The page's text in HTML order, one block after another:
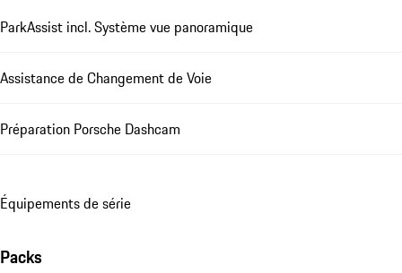
ParkAssist incl. Système vue panoramique
Assistance de Changement de Voie
Préparation Porsche Dashcam
Équipements de série
Packs